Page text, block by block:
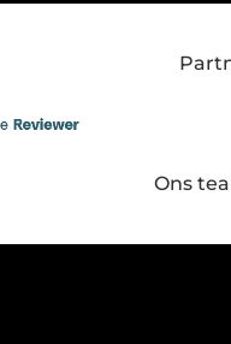
aan soepel en pijnvrij
Ons